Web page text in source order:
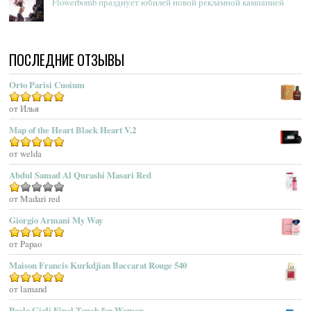
Acqua Di Monaco
Acqua Di Parma
Acqua Di Sardegna
Acqua Di Stresa
Adam Levine
Adamo Parfum
Adidas
Adolfo Dominguez
Adrienne Vittadini
Aedes De Venustas
Aerin Lauder
Aether
Affinessence
Afnan Perfumes
Agatha Ruiz De La Prada
Agatho Parfum
ПОСЛЕДНИЕ ОТЗЫВЫ
Orto Parisi Cuoium
Оценка
от Илья
Map of the Heart Black Heart V.2
Оценка5
от welda
Abdul Samad Al Qurashi Masari Red
Оценка
1
из
5
от Madari red
Giorgio Armani My Way
Оценка5
от Papao
Maison Francis Kurkdjian Baccarat Rouge 540
Оценка5из 5
от lamand